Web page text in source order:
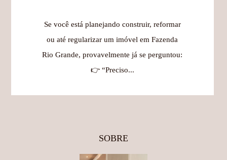
Se você está planejando construir, reformar
ou até regularizar um imóvel em Fazenda
Rio Grande, provavelmente já se perguntou:
👉 “Preciso...
SOBRE